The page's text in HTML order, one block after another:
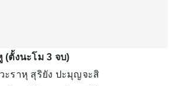
(ตั้งนะโม 3 จบ)
ะราหุ สุริยัง ปะมุญจะสิ